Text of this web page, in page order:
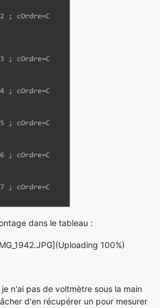
dans le tableau :
100%)
n'ai pas de voltmètre sous la main
d'en récupérer un pour mesurer